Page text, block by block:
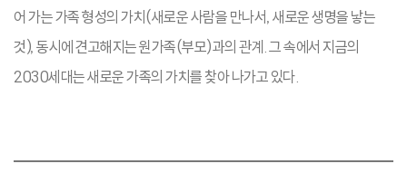
어 가는 가족 형성의 가치(새로운 사람을 만나서, 새로운 생명을 낳는
것), 동시에 견고해지는 원가족(부모)과의 관계. 그 속에서 지금의
2030세대는 새로운 가족의 가치를 찾아 나가고 있다.